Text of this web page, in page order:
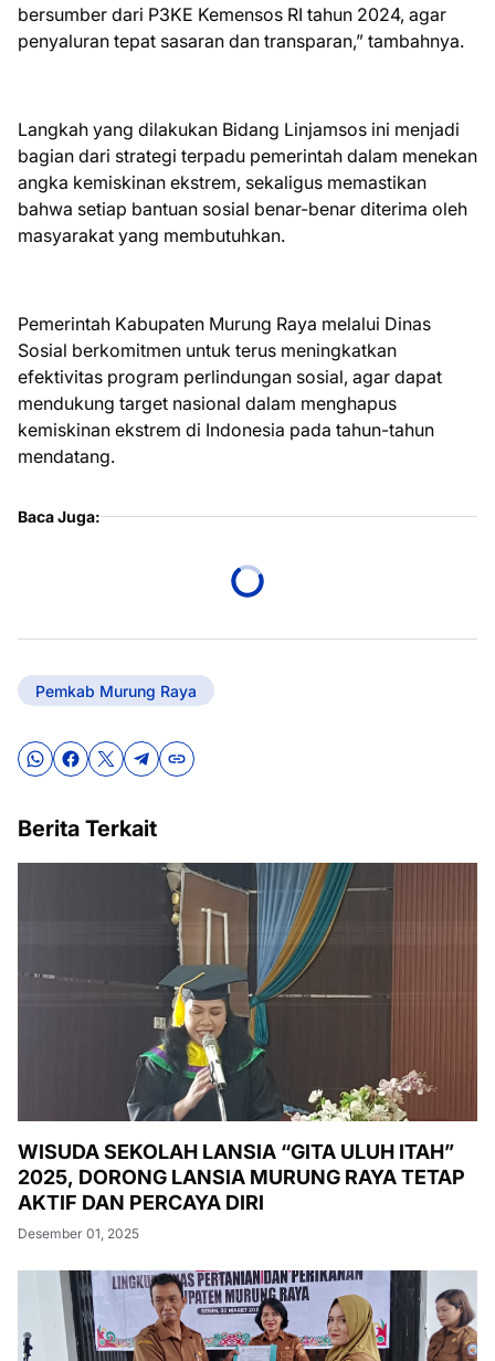
bersumber dari P3KE Kemensos RI tahun 2024, agar
penyaluran tepat sasaran dan transparan,” tambahnya.
Langkah yang dilakukan Bidang Linjamsos ini menjadi
bagian dari strategi terpadu pemerintah dalam menekan
angka kemiskinan ekstrem, sekaligus memastikan
bahwa setiap bantuan sosial benar-benar diterima oleh
masyarakat yang membutuhkan.
Pemerintah Kabupaten Murung Raya melalui Dinas
Sosial berkomitmen untuk terus meningkatkan
efektivitas program perlindungan sosial, agar dapat
mendukung target nasional dalam menghapus
kemiskinan ekstrem di Indonesia pada tahun-tahun
mendatang.
Baca Juga:
Pemkab Murung Raya
Berita Terkait
WISUDA SEKOLAH LANSIA “GITA ULUH ITAH”
2025, DORONG LANSIA MURUNG RAYA TETAP
AKTIF DAN PERCAYA DIRI
Desember 01, 2025